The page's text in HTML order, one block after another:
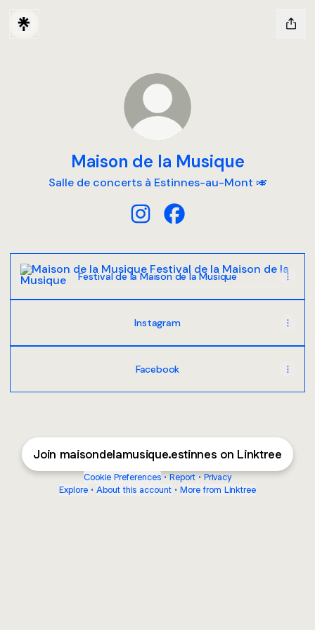
Maison de la Musique
Salle de concerts à Estinnes-au-Mont 🎺
Festival de la Maison de la Musique
Festival de la Maison de la Musique
Instagram
Facebook
Join maisondelamusique.estinnes on Linktree
Cookie Preferences • Report • Privacy
Explore • About this account • More from Linktree